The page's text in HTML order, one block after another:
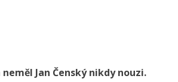
Jan Čenský nikdy nouzi.